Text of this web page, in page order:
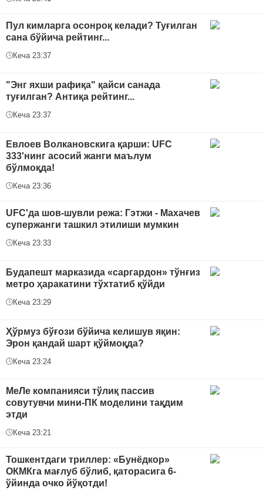
Пул кимларга осонроқ келади? Туғилган
сана бўйича рейтинг...
Кеча 23:37
"Энг яхши рафиқа" қайси санада
туғилган? Антиқа рейтинг...
Кеча 23:37
Евлоев Волкановскига қарши: UFC
333'нинг асосий жанги маълум
бўлмоқда!
Кеча 23:36
UFC'да шов-шувли режа: Гэтжи - Махачев
супержанги ташкил этилиши мумкин
Кеча 23:33
Будапешт марказида «саргардон» тўнғиз
метро ҳаракатини тўхтатиб қўйди
Кеча 23:29
Ҳўрмуз бўғози бўйича келишув яқин:
Эрон қандай шарт қўймоқда?
Кеча 23:24
МеЛе компанияси тўлиқ пассив
совутувчи мини-ПК моделини тақдим
этди
Кеча 23:21
Тошкентдаги триллер: «Бунёдкор»
ОКМКга мағлуб бўлиб, қаторасига 6-
ўйинда очко йўқотди!